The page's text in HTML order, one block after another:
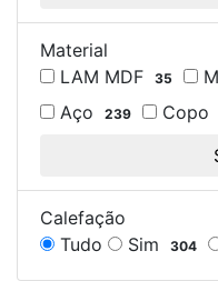
Material
LAM MDF
35
Aço 239 Copo
Calefação
Tudo
Sim 304